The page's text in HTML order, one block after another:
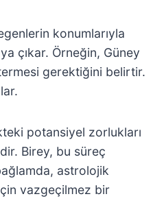
konumlarıyla
çıkar. Örneğin, Güney
gerektiğini belirtir.
potansiyel zorlukları
Birey, bu süreç
astrolojik
vazgeçilmez bir